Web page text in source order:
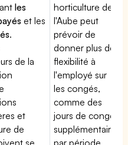
les
et les
.
de la
et
de
se
horticulture de
l'Aube peut
prévoir de
donner plus de
flexibilité à
l'employé sur
les congés,
comme des
jours de congé
supplémentaires
par période